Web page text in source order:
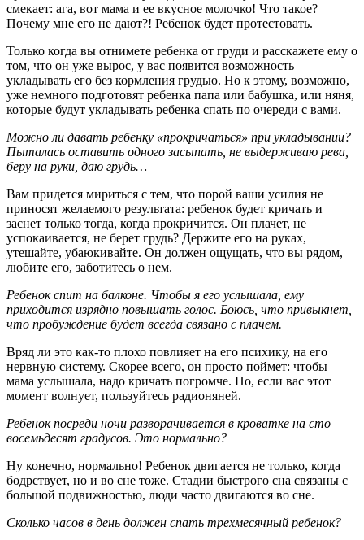
смекает: ага, вот мама и ее вкусное молочко! Что такое?
Почему мне его не дают?! Ребенок будет протестовать.
Только когда вы отнимете ребенка от груди и расскажете ему о
том, что он уже вырос, у вас появится возможность
укладывать его без кормления грудью. Но к этому, возможно,
уже немного подготовят ребенка папа или бабушка, или няня,
которые будут укладывать ребенка спать по очереди с вами.
Можно ли давать ребенку «прокричаться» при укладывании?
Пыталась оставить одного засыпать, не выдерживаю рева,
беру на руки, даю грудь…
Вам придется мириться с тем, что порой ваши усилия не
приносят желаемого результата: ребенок будет кричать и
заснет только тогда, когда прокричится. Он плачет, не
успокаивается, не берет грудь? Держите его на руках,
утешайте, убаюкивайте. Он должен ощущать, что вы рядом,
любите его, заботитесь о нем.
Ребенок спит на балконе. Чтобы я его услышала, ему
приходится изрядно повышать голос. Боюсь, что привыкнет,
что пробуждение будет всегда связано с плачем.
Вряд ли это как-то плохо повлияет на его психику, на его
нервную систему. Скорее всего, он просто поймет: чтобы
мама услышала, надо кричать погромче. Но, если вас этот
момент волнует, пользуйтесь радионяней.
Ребенок посреди ночи разворачивается в кроватке на сто
восемьдесят градусов. Это нормально?
Ну конечно, нормально! Ребенок двигается не только, когда
бодрствует, но и во сне тоже. Стадии быстрого сна связаны с
большой подвижностью, люди часто двигаются во сне.
Сколько часов в день должен спать трехмесячный ребенок?